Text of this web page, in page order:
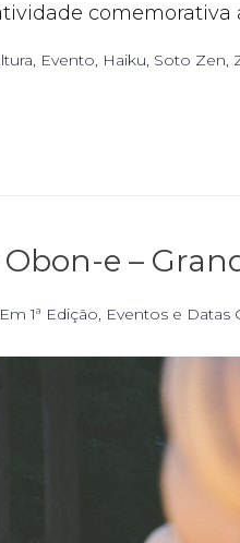
comemorativa
, Evento, Haiku, Soto Zen,
e –
Em1ª Edição, Eventos e Datas